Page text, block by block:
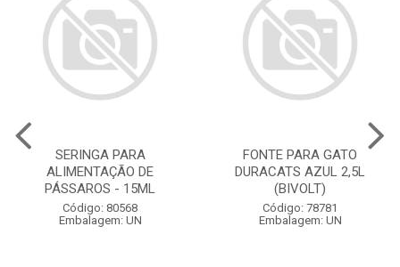
SERINGA PARA
ALIMENTAÇÃO DE
PÁSSAROS - 15ML
Código: 80568
Embalagem: UN
FONTE PARA GATO
DURACATS AZUL 2,5L
(BIVOLT)
Código: 78781
Embalagem: UN